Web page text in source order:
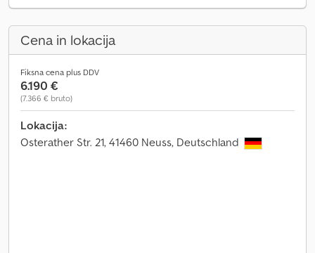
Cena in lokacija
Fiksna cena plus DDV
6.190 €
(7.366 € bruto)
Lokacija:
Osterather Str. 21, 41460 Neuss, Deutschland